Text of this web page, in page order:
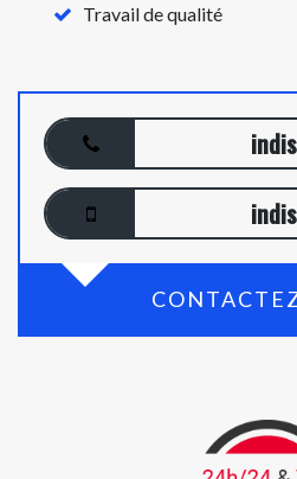
Travail de qualité